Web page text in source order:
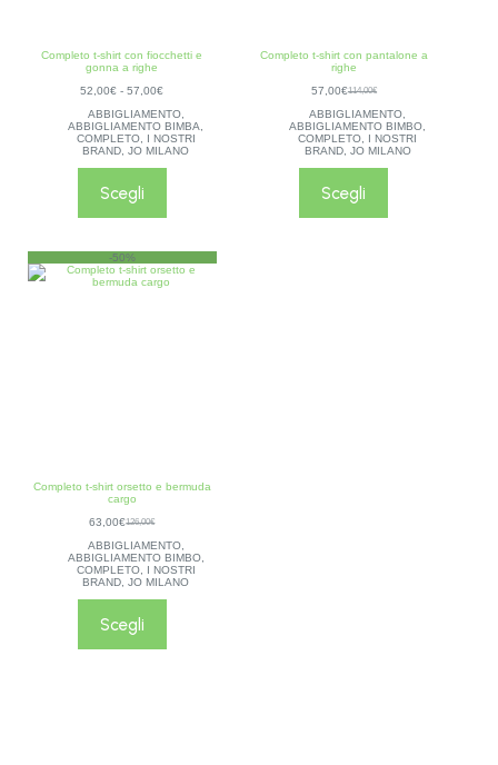
Completo t-shirt con fiocchetti e
gonna a righe
52,00€ - 57,00€
ABBIGLIAMENTO,
ABBIGLIAMENTO BIMBA,
COMPLETO,
I NOSTRI
BRAND,JO MILANO
Scegli
Completo t-shirt con pantalone a
righe
114,00€
57,00€
ABBIGLIAMENTO,
ABBIGLIAMENTO BIMBO,
COMPLETO,
I NOSTRI
BRAND, JO MILANO
Scegli
-50%
Completo t-shirt orsetto e bermuda
cargo
126,00€
63,00€
ABBIGLIAMENTO,
ABBIGLIAMENTO BIMBO,
COMPLETO,
I NOSTRI
BRAND ,JO MILANO
Scegli